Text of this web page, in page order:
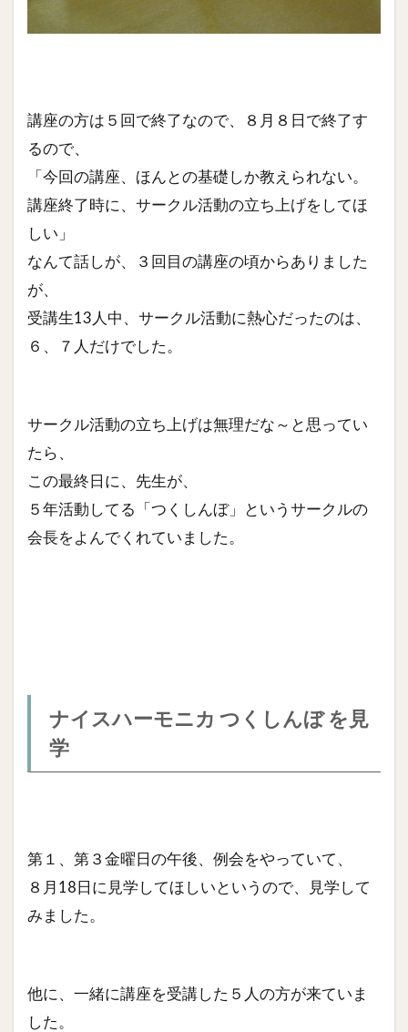
講座の方は５回で終了なので、８月８日で終了す
るので、
「今回の講座、ほんとの基礎しか教えられない。
講座終了時に、サークル活動の立ち上げをしてほ
しい」
なんて話しが、３回目の講座の頃からありました
が、
受講生13人中、サークル活動に熱心だったのは、
６、７人だけでした。
サークル活動の立ち上げは無理だな～と思ってい
たら、
この最終日に、先生が、
５年活動してる「つくしんぼ」というサークルの
会長をよんでくれていました。
ナイスハーモニカ つくしんぼ を見
学
第１、第３金曜日の午後、例会をやっていて、
８月18日に見学してほしいというので、見学して
みました。
他に、一緒に講座を受講した５人の方が来ていま
した。